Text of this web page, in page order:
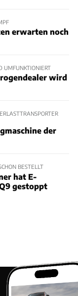
erwarten noch
UMFUNKTIONIERT
wird
der
BESTELLT
hat E-
gestoppt